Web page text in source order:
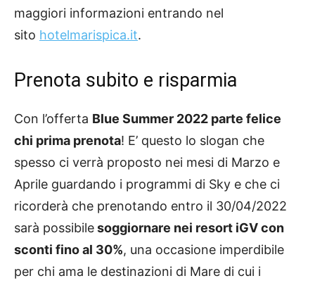
maggiori informazioni entrando nel
sito hotelmarispica.it.
Prenota subito e risparmia
Con l’offerta Blue Summer 2022 parte felice
chi prima prenota! E’ questo lo slogan che
spesso ci verrà proposto nei mesi di Marzo e
Aprile guardando i programmi di Sky e che ci
ricorderà che prenotando entro il 30/04/2022
sarà possibilesoggiornare nei resort iGV con
sconti fino al 30%, una occasione imperdibile
per chi ama le destinazioni di Mare di cui i